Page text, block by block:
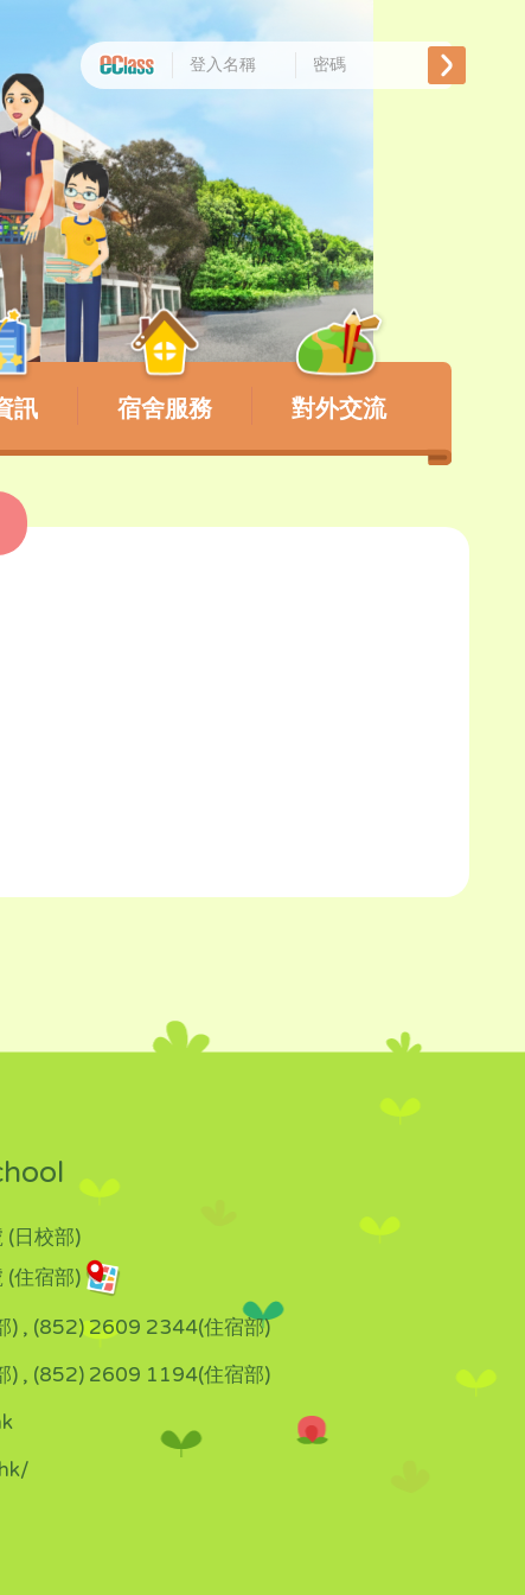
訊 宿舍服務 對外交流
(日校部)
(住宿部)
) , (852) 2609 2344(住宿部)
) , (852) 2609 1194(住宿部)